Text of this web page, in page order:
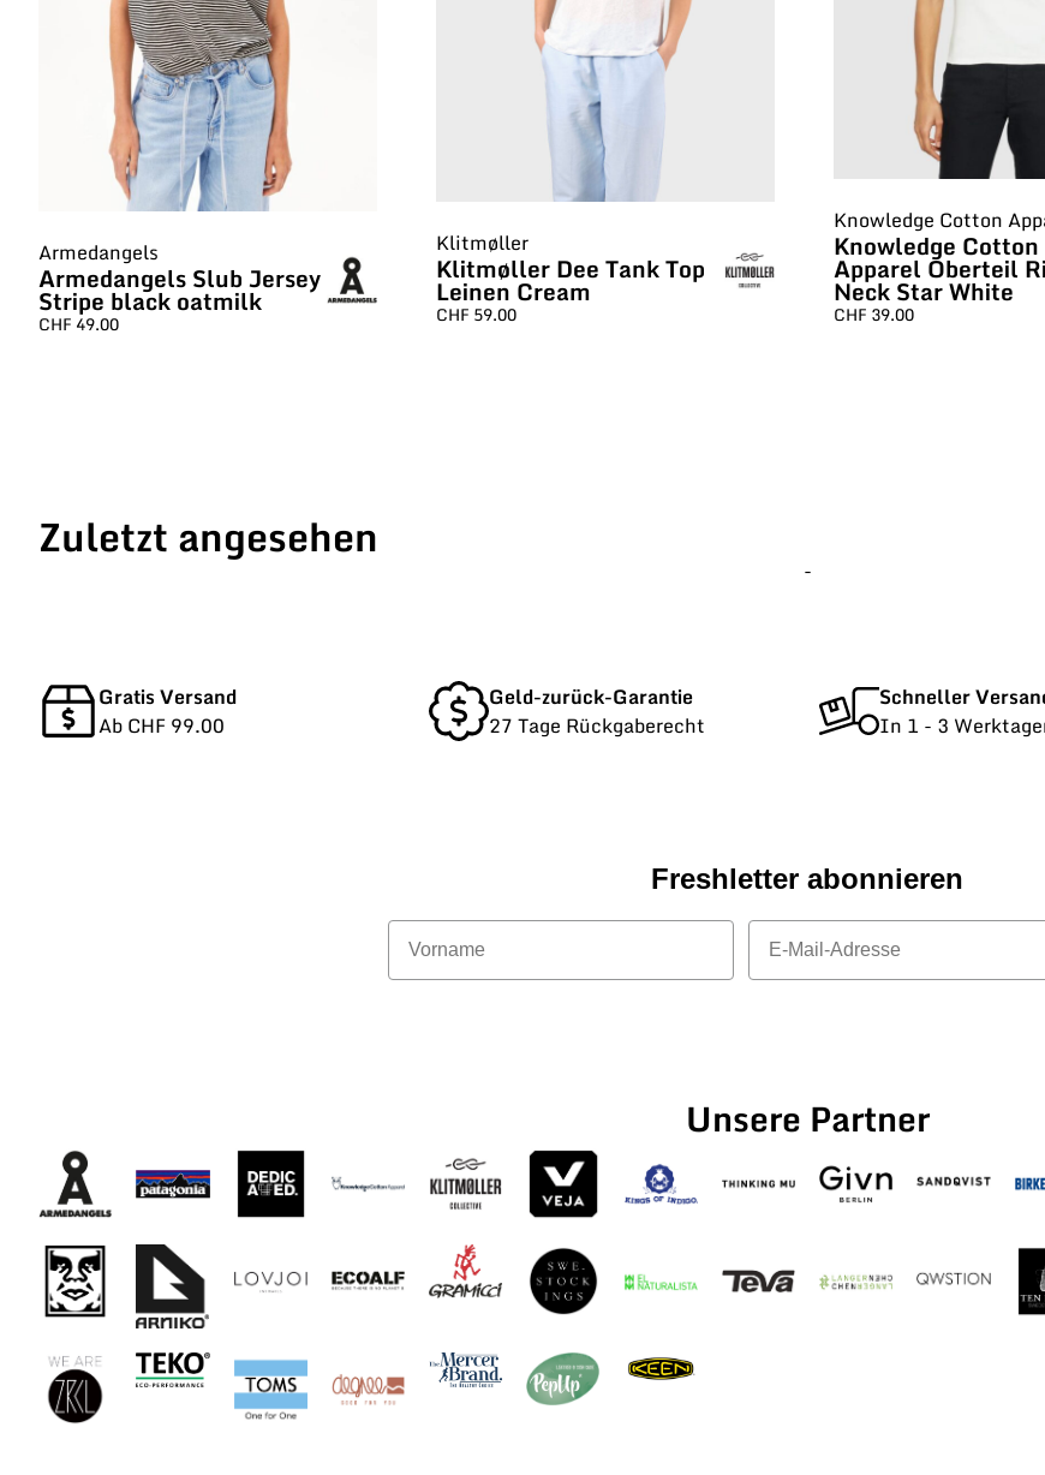
Armedangels
Armedangels Slub Jersey
Stripe black oatmilk
CHF 49.00
Klitmøller
Klitmøller Dee Tank Top
Leinen Cream
CHF 59.00
Knowledge Cotton
Knowledge Cotton
Apparel Oberteil
Neck Star White
CHF 39.00
Zuletzt angesehen
-
Gratis Versand
Ab CHF 99.00
Geld-zurück-Garantie
27 Tage Rückgaberecht
Schneller
In 1 - 3
Freshletter abonnieren
Vorname
E-Mail
Unsere Partner